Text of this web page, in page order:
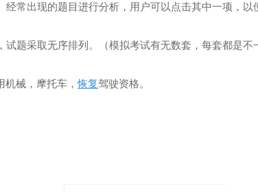
常出现的题目进行分析，用户可以点击其中一项，以
题采取无序排列。（模拟考试有无数套，每套都是不
机械，摩托车，恢复驾驶资格。